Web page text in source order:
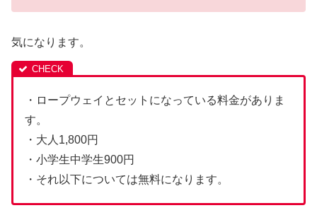
気になります。
・ロープウェイとセットになっている料金がありま
す。
・大人1,800円
・小学生中学生900円
・それ以下については無料になります。